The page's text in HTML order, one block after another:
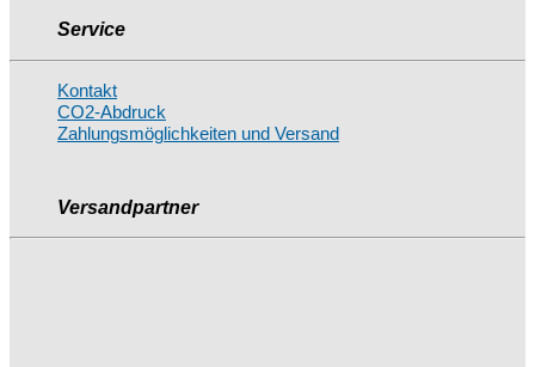
Service
Kontakt
CO2-Abdruck
Zahlungsmöglichkeiten und Versand
Versandpartner